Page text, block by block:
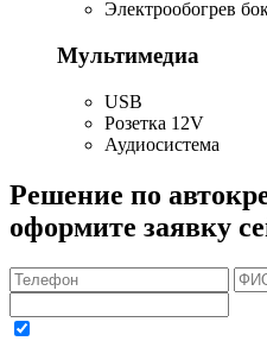
Электрообогрев
Мультимедиа
USB
Розетка 12V
Аудиосистема
Решение по
оформите заявку